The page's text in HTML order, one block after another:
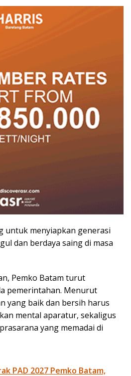
untuk menyiapkan generasi
dan berdaya saing di masa
Pemko Batam turut
pemerintahan. Menurut
yang baik dan bersih harus
mental aparatur, sekaligus
yang memadai di
PAD 2027 Pemko Batam,